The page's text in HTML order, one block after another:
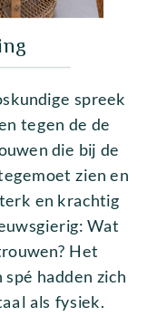
spreek
tegen de de
die bij de
zien en
en krachtig
Wat
Het
hadden zich
als fysiek.